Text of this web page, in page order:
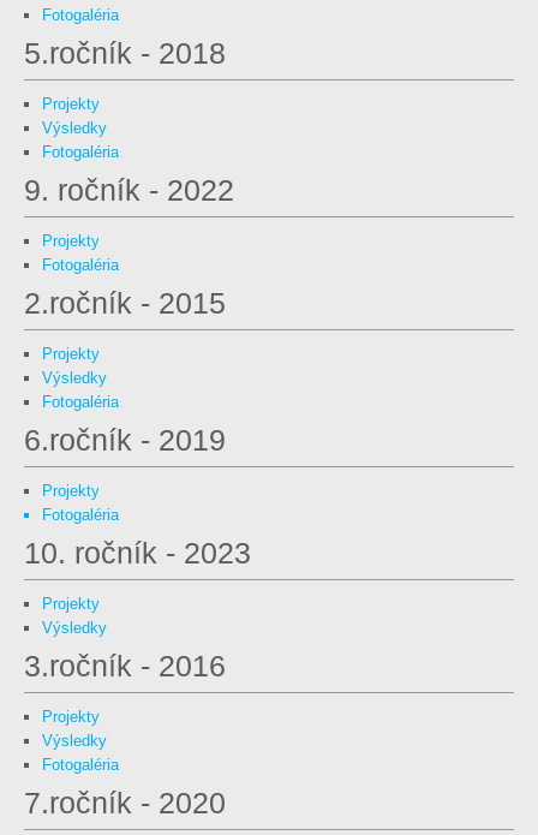
Fotogaléria
5.ročník - 2018
Projekty
Výsledky
Fotogaléria
9. ročník - 2022
Projekty
Fotogaléria
2.ročník - 2015
Projekty
Výsledky
Fotogaléria
6.ročník - 2019
Projekty
Fotogaléria
10. ročník - 2023
Projekty
Výsledky
3.ročník - 2016
Projekty
Výsledky
Fotogaléria
7.ročník - 2020